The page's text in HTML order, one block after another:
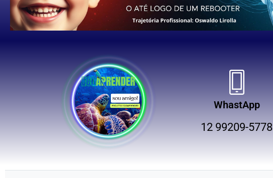
WhastApp
12 99209-5778